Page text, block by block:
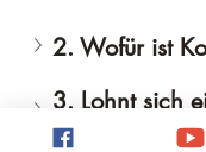
2. Wofür ist
3. Lohnt sich
Kortrijk?